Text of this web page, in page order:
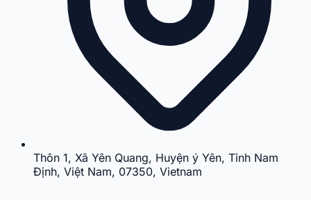
Thôn 1, Xã Yên Quang, Huyện ý Yên, Tỉnh Nam
Định, Việt Nam, 07350, Vietnam